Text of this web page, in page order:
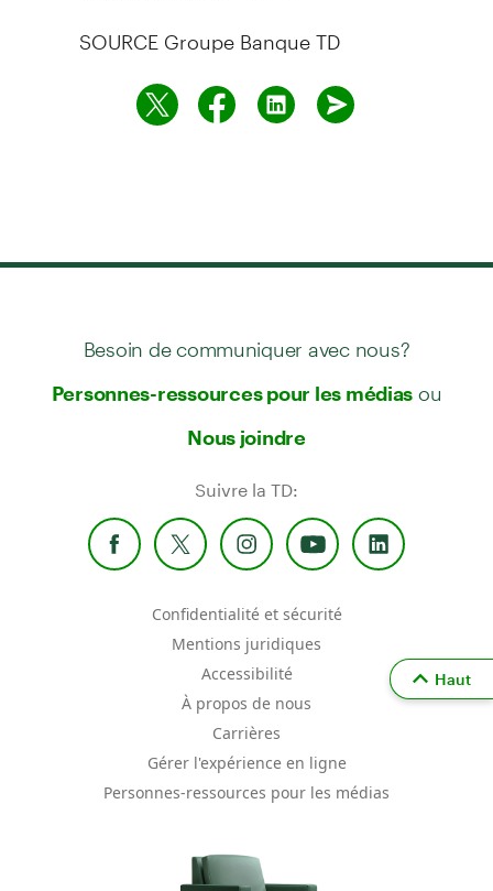
SOURCE Groupe Banque TD
Besoin de communiquer avec nous?
Personnes-ressources pour les médias ou
Nous joindre
Suivre la TD:
Confidentialité et sécurité
Mentions juridiques
Accessibilité
À propos de nous
Carrières
Gérer l'expérience en ligne
Personnes-ressources pour les médias
Haut